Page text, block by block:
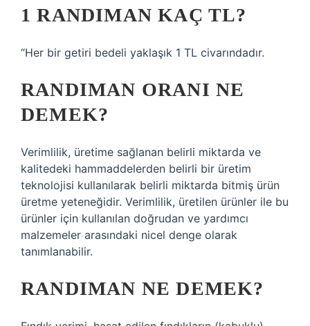
1 RANDIMAN KAÇ TL?
“Her bir getiri bedeli yaklaşık 1 TL civarındadır.
RANDIMAN ORANI NE
DEMEK?
Verimlilik, üretime sağlanan belirli miktarda ve
kalitedeki hammaddelerden belirli bir üretim
teknolojisi kullanılarak belirli miktarda bitmiş ürün
üretme yeteneğidir. Verimlilik, üretilen ürünler ile bu
ürünler için kullanılan doğrudan ve yardımcı
malzemeler arasındaki nicel denge olarak
tanımlanabilir.
RANDIMAN NE DEMEK?